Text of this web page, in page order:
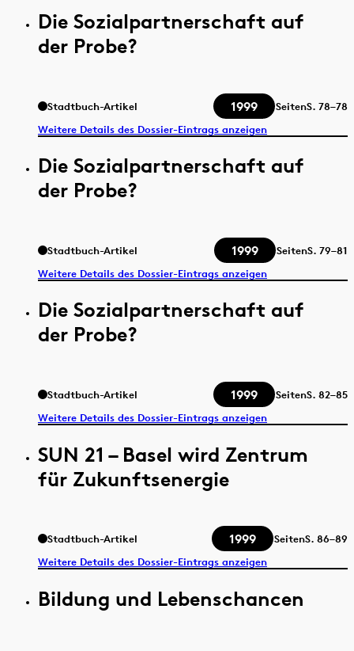
Die Sozialpartnerschaft auf
der Probe?
Stadtbuch-Artikel 1999 SeitenS. 78–78
Weitere Details des Dossier-Eintrags anzeigen
Die Sozialpartnerschaft auf
der Probe?
Stadtbuch-Artikel 1999 SeitenS. 79–81
Weitere Details des Dossier-Eintrags anzeigen
Die Sozialpartnerschaft auf
der Probe?
Stadtbuch-Artikel 1999 SeitenS. 82–85
Weitere Details des Dossier-Eintrags anzeigen
SUN 21 – Basel wird Zentrum
für Zukunftsenergie
Stadtbuch-Artikel 1999 SeitenS. 86–89
Weitere Details des Dossier-Eintrags anzeigen
Bildung und Lebenschancen